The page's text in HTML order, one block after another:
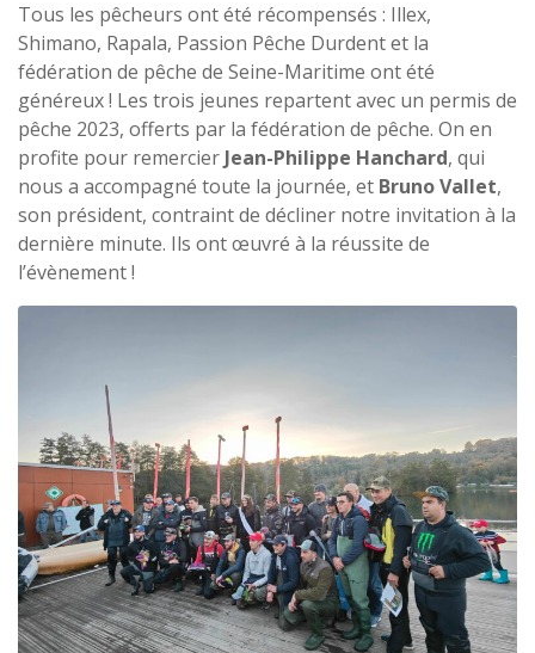
Tous les pêcheurs ont été récompensés : Illex,
Shimano, Rapala, Passion Pêche Durdent et la
fédération de pêche de Seine-Maritime ont été
généreux ! Les trois jeunes repartent avec un permis de
pêche 2023, offerts par la fédération de pêche. On en
profite pour remercier Jean-Philippe Hanchard, qui
nous a accompagné toute la journée, et Bruno Vallet,
son président, contraint de décliner notre invitation à la
dernière minute. Ils ont œuvré à la réussite de
l’évènement !